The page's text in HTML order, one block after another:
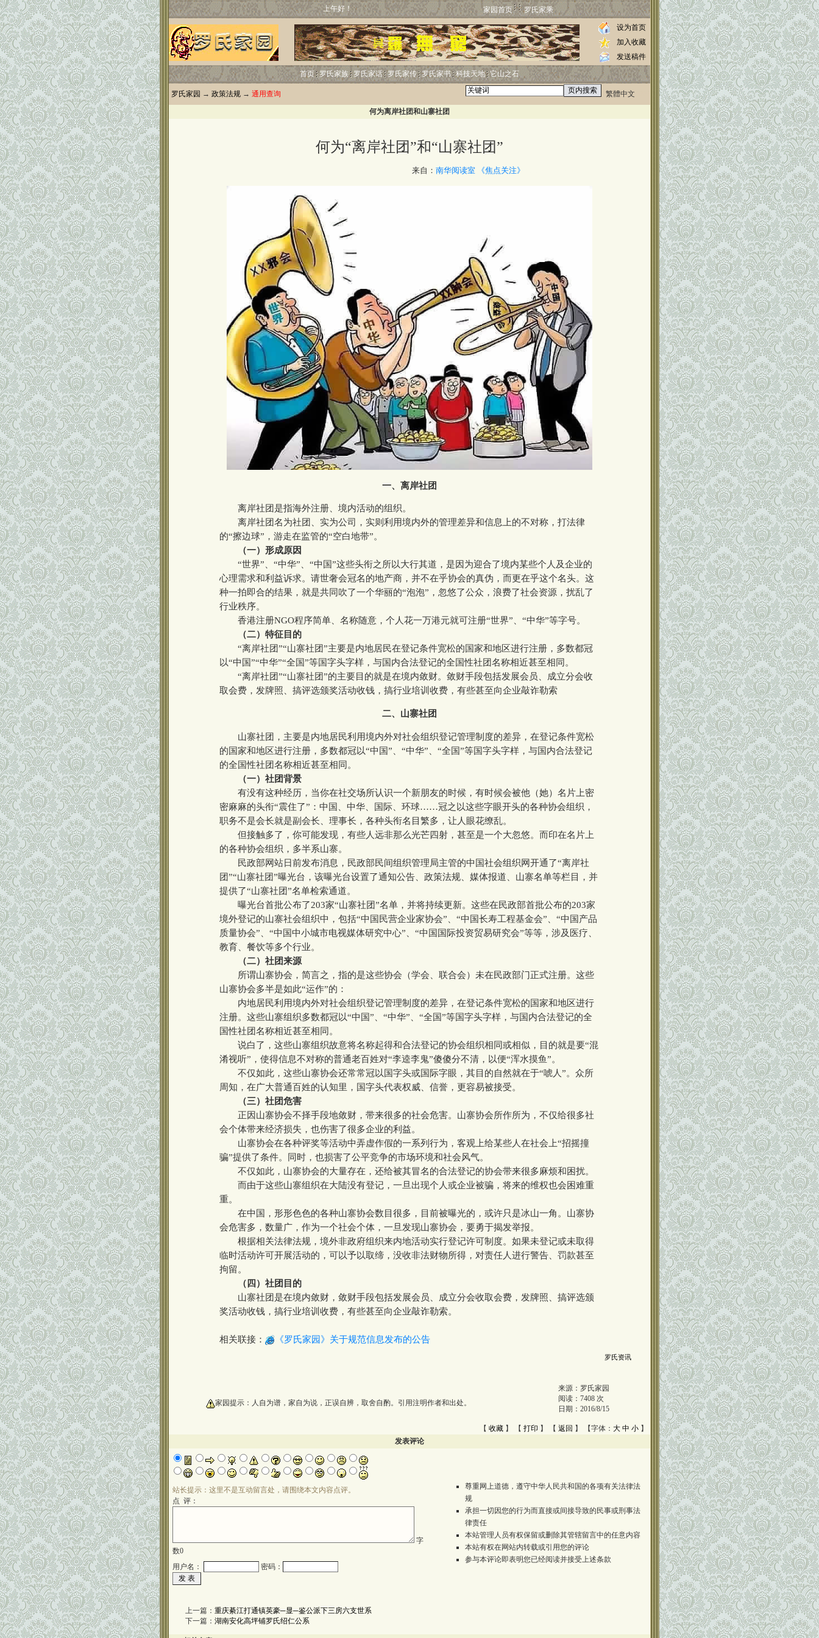
上午好！ 家园首页 罗氏家乘
设为首页
加入收藏
发送稿件
首页 罗氏家族 罗氏家话 罗氏家传 罗氏家书 科技天地 它山之石
罗氏家园 → 政策法规 → 通用查询 繁體中文
何为离岸社团和山寨社团
何为“离岸社团”和“山寨社团”
来自： 南华阅读室 《焦点关注》
一、离岸社团
离岸社团是指海外注册、境内活动的组织。
离岸社团名为社团、实为公司，实则利用境内外的管理差异和信息上的不对称，打法律
的“擦边球”，游走在监管的“空白地带”。
（一）形成原因
“世界”、“中华”、“中国”这些头衔之所以大行其道，是因为迎合了境内某些个人及企业的
心理需求和利益诉求。请世奢会冠名的地产商，并不在乎协会的真伪，而更在乎这个名头。这
种一拍即合的结果，就是共同吹了一个华丽的“泡泡”，忽悠了公众，浪费了社会资源，扰乱了
行业秩序。
香港注册NGO程序简单、名称随意，个人花一万港元就可注册“世界”、“中华”等字号。
（二）特征目的
“离岸社团”“山寨社团”主要是内地居民在登记条件宽松的国家和地区进行注册，多数都冠
以“中国”“中华”“全国”等国字头字样，与国内合法登记的全国性社团名称相近甚至相同。
“离岸社团”“山寨社团”的主要目的就是在境内敛财。敛财手段包括发展会员、成立分会收
取会费，发牌照、搞评选颁奖活动收钱，搞行业培训收费，有些甚至向企业敲诈勒索
二、山寨社团
山寨社团，主要是内地居民利用境内外对社会组织登记管理制度的差异，在登记条件宽松
的国家和地区进行注册，多数都冠以“中国”、“中华”、“全国”等国字头字样，与国内合法登记
的全国性社团名称相近甚至相同。
（一）社团背景
有没有这种经历，当你在社交场所认识一个新朋友的时候，有时候会被他（她）名片上密
密麻麻的头衔“震住了”：中国、中华、国际、环球……冠之以这些字眼开头的各种协会组织，
职务不是会长就是副会长、理事长，各种头衔名目繁多，让人眼花缭乱。
但接触多了，你可能发现，有些人远非那么光芒四射，甚至是一个大忽悠。而印在名片上
的各种协会组织，多半系山寨。
民政部网站日前发布消息，民政部民间组织管理局主管的中国社会组织网开通了“离岸社
团”“山寨社团”曝光台，该曝光台设置了通知公告、政策法规、媒体报道、山寨名单等栏目，并
提供了“山寨社团”名单检索通道。
曝光台首批公布了203家“山寨社团”名单，并将持续更新。这些在民政部首批公布的203家
境外登记的山寨社会组织中，包括“中国民营企业家协会”、“中国长寿工程基金会”、“中国产品
质量协会”、“中国中小城市电视媒体研究中心”、“中国国际投资贸易研究会”等等，涉及医疗、
教育、餐饮等多个行业。
（二）社团来源
所谓山寨协会，简言之，指的是这些协会（学会、联合会）未在民政部门正式注册。这些
山寨协会多半是如此“运作”的：
内地居民利用境内外对社会组织登记管理制度的差异，在登记条件宽松的国家和地区进行
注册。这些山寨组织多数都冠以“中国”、“中华”、“全国”等国字头字样，与国内合法登记的全
国性社团名称相近甚至相同。
说白了，这些山寨组织故意将名称起得和合法登记的协会组织相同或相似，目的就是要“混
淆视听”，使得信息不对称的普通老百姓对“李逵李鬼”傻傻分不清，以便“浑水摸鱼”。
不仅如此，这些山寨协会还常常冠以国字头或国际字眼，其目的自然就在于“唬人”。众所
周知，在广大普通百姓的认知里，国字头代表权威、信誉，更容易被接受。
（三）社团危害
正因山寨协会不择手段地敛财，带来很多的社会危害。山寨协会所作所为，不仅给很多社
会个体带来经济损失，也伤害了很多企业的利益。
山寨协会在各种评奖等活动中弄虚作假的一系列行为，客观上给某些人在社会上“招摇撞
骗”提供了条件。同时，也损害了公平竞争的市场环境和社会风气。
不仅如此，山寨协会的大量存在，还给被其冒名的合法登记的协会带来很多麻烦和困扰。
而由于这些山寨组织在大陆没有登记，一旦出现个人或企业被骗，将来的维权也会困难重
重。
在中国，形形色色的各种山寨协会数目很多，目前被曝光的，或许只是冰山一角。山寨协
会危害多，数量广，作为一个社会个体，一旦发现山寨协会，要勇于揭发举报。
根据相关法律法规，境外非政府组织来内地活动实行登记许可制度。如果未登记或未取得
临时活动许可开展活动的，可以予以取缔，没收非法财物所得，对责任人进行警告、罚款甚至
拘留。
（四）社团目的
山寨社团是在境内敛财，敛财手段包括发展会员、成立分会收取会费，发牌照、搞评选颁
奖活动收钱，搞行业培训收费，有些甚至向企业敲诈勒索。
相关联接： 《罗氏家园》关于规范信息发布的公告
罗氏资讯
家园提示：人自为谱，家自为说，正误自辨，取舍自酌。引用注明作者和出处。
来源： 罗氏家园
阅读： 7408 次
日期： 2016/8/15
【 收藏 】 【 打印 】 【 返回 】 【字体： 大 中 小 】
发表评论
站长提示：这里不是互动留言处，请围绕本文内容点评。
点 评：
字
数0
用户名：
密码：
尊重网上道德，遵守中华人民共和国的各项有关法律法
规
承担一切因您的行为而直接或间接导致的民事或刑事法
律责任
本站管理人员有权保留或删除其管辖留言中的任意内容
本站有权在网站内转载或引用您的评论
参与本评论即表明您已经阅读并接受上述条款
上一篇： 重庆綦江打通镇英豪─显─鉴公派下三房六支世系
下一篇： 湖南安化高坪铺罗氏绍仁公系